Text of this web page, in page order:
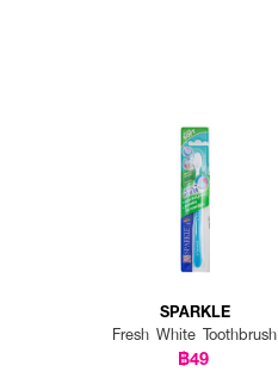
SPARKLE
Fresh White Toothbrush
฿49